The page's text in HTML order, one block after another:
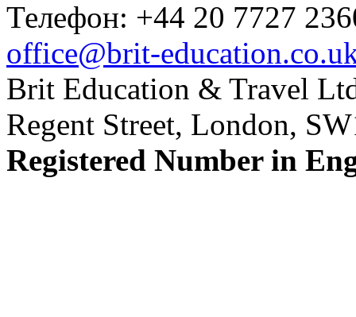
Телефон: +44 20 7727
office@brit-
Brit Education & Travel
Regent Street, London,
Registered Number in